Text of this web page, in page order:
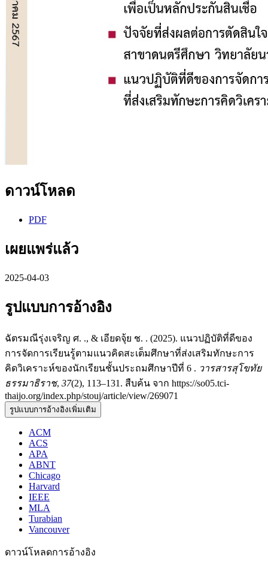
ดาวน์โหลด
PDF
เผยแพร่แล้ว
2025-04-03
รูปแบบการอ้างอิง
ฉัตรมณีรุ่งเจริญ ศ. ., & เอียดจุ้ย ช. . (2025). แนวปฏิบัติที่ดีของ
การจัดการเรียนรู้ตามแนวคิดสะเต็มศึกษาที่ส่งเสริมทักษะการ
คิดวิเคราะห์ของนักเรียนชั้นประถมศึกษาปีที่ 6 . วารสารสุโขทัย
ธรรมาธิราช, 37(2), 113–131. สืบค้น จาก https://so05.tci-
thaijo.org/index.php/stouj/article/view/269071
รูปแบบการอ้างอิงเพิ่มเติม
ACM
ACS
APA
ABNT
Chicago
Harvard
IEEE
MLA
Turabian
Vancouver
ดาวน์โหลดการอ้างอิง